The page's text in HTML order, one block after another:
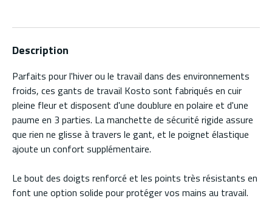
Description
Parfaits pour l'hiver ou le travail dans des environnements
froids, ces gants de travail Kosto sont fabriqués en cuir
pleine fleur et disposent d'une doublure en polaire et d'une
paume en 3 parties. La manchette de sécurité rigide assure
que rien ne glisse à travers le gant, et le poignet élastique
ajoute un confort supplémentaire.
Le bout des doigts renforcé et les points très résistants en
font une option solide pour protéger vos mains au travail.